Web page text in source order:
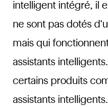
intelligent intégré, il
ne sont pas dotés
mais qui
assistants
certains produits
assistants intelligents.